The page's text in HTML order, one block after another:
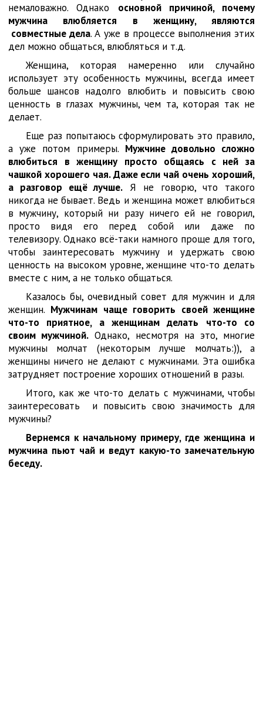
немаловажно. Однако основной причиной, почему
мужчина влюбляется в женщину, являются
совместные дела. А уже в процессе выполнения этих
дел можно общаться, влюбляться и т.д.
Женщина, которая намеренно или случайно
использует эту особенность мужчины, всегда имеет
больше шансов надолго влюбить и повысить свою
ценность в глазах мужчины, чем та, которая так не
делает.
Еще раз попытаюсь сформулировать это правило,
а уже потом примеры. Мужчине довольно сложно
влюбиться в женщину просто общаясь с ней за
чашкой хорошего чая. Даже если чай очень хороший,
а разговор ещё лучше. Я не говорю, что такого
никогда не бывает. Ведь и женщина может влюбиться
в мужчину, который ни разу ничего ей не говорил,
просто видя его перед собой или даже по
телевизору. Однако всё-таки намного проще для того,
чтобы заинтересовать мужчину и удержать свою
ценность на высоком уровне, женщине что-то делать
вместе с ним, а не только общаться.
Казалось бы, очевидный совет для мужчин и для
женщин. Мужчинам чаще говорить своей женщине
что-то приятное, а женщинам делать что-то со
своим мужчиной. Однако, несмотря на это, многие
мужчины молчат (некоторым лучше молчать:)), а
женщины ничего не делают с мужчинами. Эта ошибка
затрудняет построение хороших отношений в разы.
Итого, как же что-то делать с мужчинами, чтобы
заинтересовать и повысить свою значимость для
мужчины?
Вернемся к начальному примеру, где женщина и
мужчина пьют чай и ведут какую-то замечательную
беседу.